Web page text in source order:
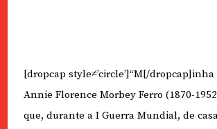
[dropcap style≠’circle’]“M[/
Annie Florence Morbey Ferro (1870-
que, durante a I Guerra Mundial, de